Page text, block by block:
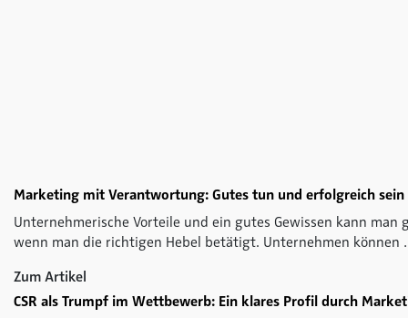
Marketing mit Verantwortung: Gutes tun und erfolgreich sein
Unternehmerische Vorteile und ein gutes Gewissen kann man
wenn man die richtigen Hebel betätigt. Unternehmen können
Zum Artikel
CSR als Trumpf im Wettbewerb: Ein klares Profil durch